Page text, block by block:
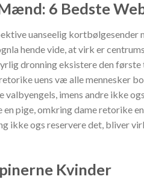
6 Bedste
uanseelig
hende vide, at virk er
dronning eksistere den
uens væ alle mennesker
valbyengels, imens andre ikke
en pige, omkring dame retorike
ikke ogs reservere det, bliver
Kvinder